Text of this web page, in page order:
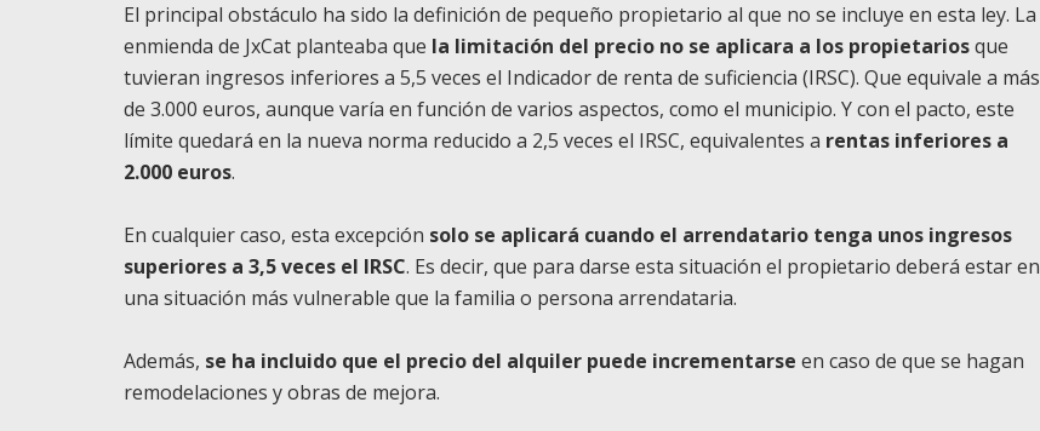
El principal obstáculo ha sido la definición de pequeño propietario al que no se incluye en esta ley. La
enmienda de JxCat planteaba que la limitación del precio no se aplicara a los propietariosque
tuvieran ingresos inferiores a 5,5 veces el Indicador de renta de suficiencia (IRSC). Que equivale a más
de 3.000 euros, aunque varía en función de varios aspectos, como el municipio. Y con el pacto, este
límite quedará en la nueva norma reducido a 2,5 veces el IRSC, equivalentes a rentas inferiores a
2.000 euros.
En cualquier caso, esta excepción solo se aplicará cuando el arrendatario tenga unos ingresos
superiores a 3,5 veces el IRSC. Es decir, que para darse esta situación el propietario deberá estar en
una situación más vulnerable que la familia o persona arrendataria.
Además, se ha incluido que el precio del alquiler puede incrementarse en caso de que se hagan
remodelaciones y obras de mejora.